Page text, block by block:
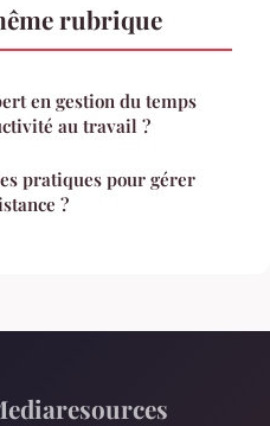
rubrique
en gestion du temps
au travail ?
pratiques pour gérer
?